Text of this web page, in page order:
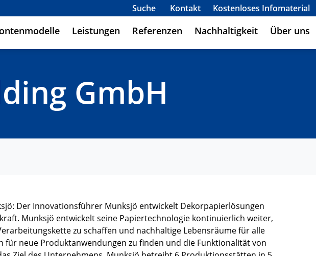
Suche Kontakt Kostenloses Infomaterial
Leistungen Referenzen Nachhaltigkeit Über uns
GmbH
Der Innovationsführer Munksjö entwickelt Dekorpapierlösungen
Munksjö entwickelt seine Papiertechnologie kontinuierlich weiter,
zu schaffen und nachhaltige Lebensräume für alle
für neue Produktanwendungen zu finden und die Funktionalität von